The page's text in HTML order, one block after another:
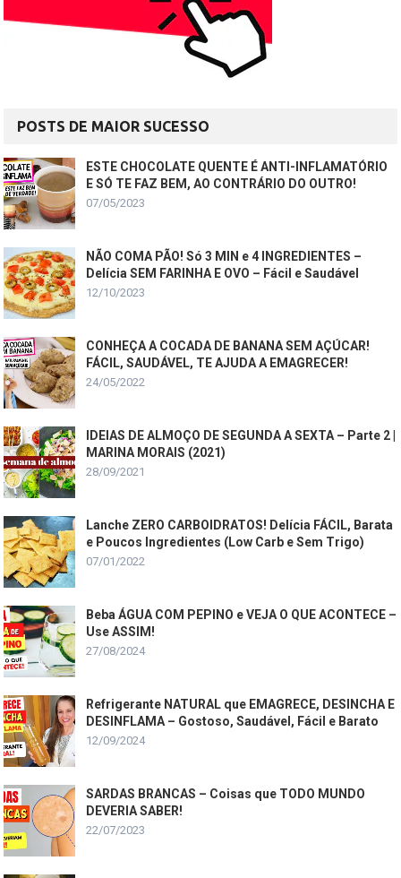
POSTS DE MAIOR SUCESSO
ESTE CHOCOLATE QUENTE É ANTI-INFLAMATÓRIO
E SÓ TE FAZ BEM, AO CONTRÁRIO DO OUTRO!
07/05/2023
NÃO COMA PÃO! Só 3 MIN e 4 INGREDIENTES –
Delícia SEM FARINHA E OVO – Fácil e Saudável
12/10/2023
CONHEÇA A COCADA DE BANANA SEM AÇÚCAR!
FÁCIL, SAUDÁVEL, TE AJUDA A EMAGRECER!
24/05/2022
IDEIAS DE ALMOÇO DE SEGUNDA A SEXTA – Parte 2 |
MARINA MORAIS (2021)
28/09/2021
Lanche ZERO CARBOIDRATOS! Delícia FÁCIL, Barata
e Poucos Ingredientes (Low Carb e Sem Trigo)
07/01/2022
Beba ÁGUA COM PEPINO e VEJA O QUE ACONTECE –
Use ASSIM!
27/08/2024
Refrigerante NATURAL que EMAGRECE, DESINCHA E
DESINFLAMA – Gostoso, Saudável, Fácil e Barato
12/09/2024
SARDAS BRANCAS – Coisas que TODO MUNDO
DEVERIA SABER!
22/07/2023